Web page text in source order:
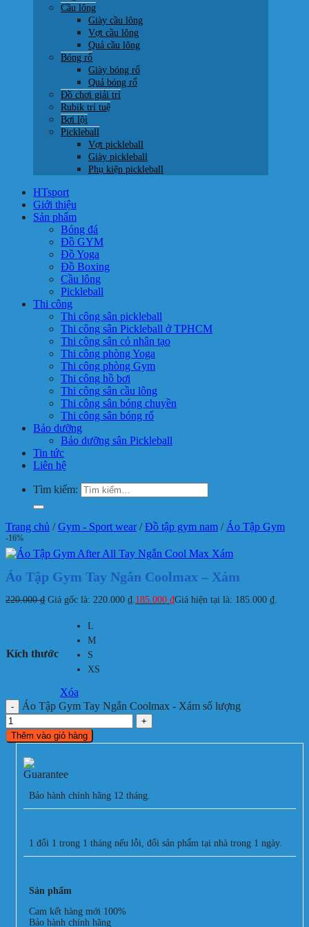
Cầu lông
Giày cầu lông
Vợt cầu lông
Quả cầu lông
Bóng rổ
Giày bóng rổ
Quả bóng rổ
Đồ chơi giải trí
Rubik trí tuệ
Bơi lội
Pickleball
Vợt pickleball
Giày pickleball
Phụ kiện pickleball
HTsport
Giới thiệu
Sản phẩm
Bóng đá
Đồ GYM
Đồ Yoga
Đồ Boxing
Cầu lông
Pickleball
Thi công
Thi công sân pickleball
Thi công sân Pickleball ở TPHCM
Thi công sân cỏ nhân tạo
Thi công phòng Yoga
Thi công phòng Gym
Thi công hồ bơi
Thi công sân cầu lông
Thi công sân bóng chuyền
Thi công sân bóng rổ
Bảo dưỡng
Bảo dưỡng sân Pickleball
Tin tức
Liên hệ
Tìm kiếm:
Trang chủ / Gym - Sport wear / Đồ tập gym nam / Áo Tập Gym
-16%
Áo Tập Gym Tay Ngắn Coolmax – Xám
220.000₫ Giá gốc là: 220.000 ₫. 185.000 ₫Giá hiện tại là: 185.000 ₫.
Kích thước
L
M
S
XS
Xóa
Áo Tập Gym Tay Ngắn Coolmax - Xám số lượng
Thêm vào giỏ hàng
Bảo hành chính hãng 12 tháng.
1 đổi 1 trong 1 tháng nếu lỗi, đổi sản phẩm tại nhà trong 1 ngày.
Sản phẩm
Cam kết hàng mới 100%
Bảo hành chính hãng